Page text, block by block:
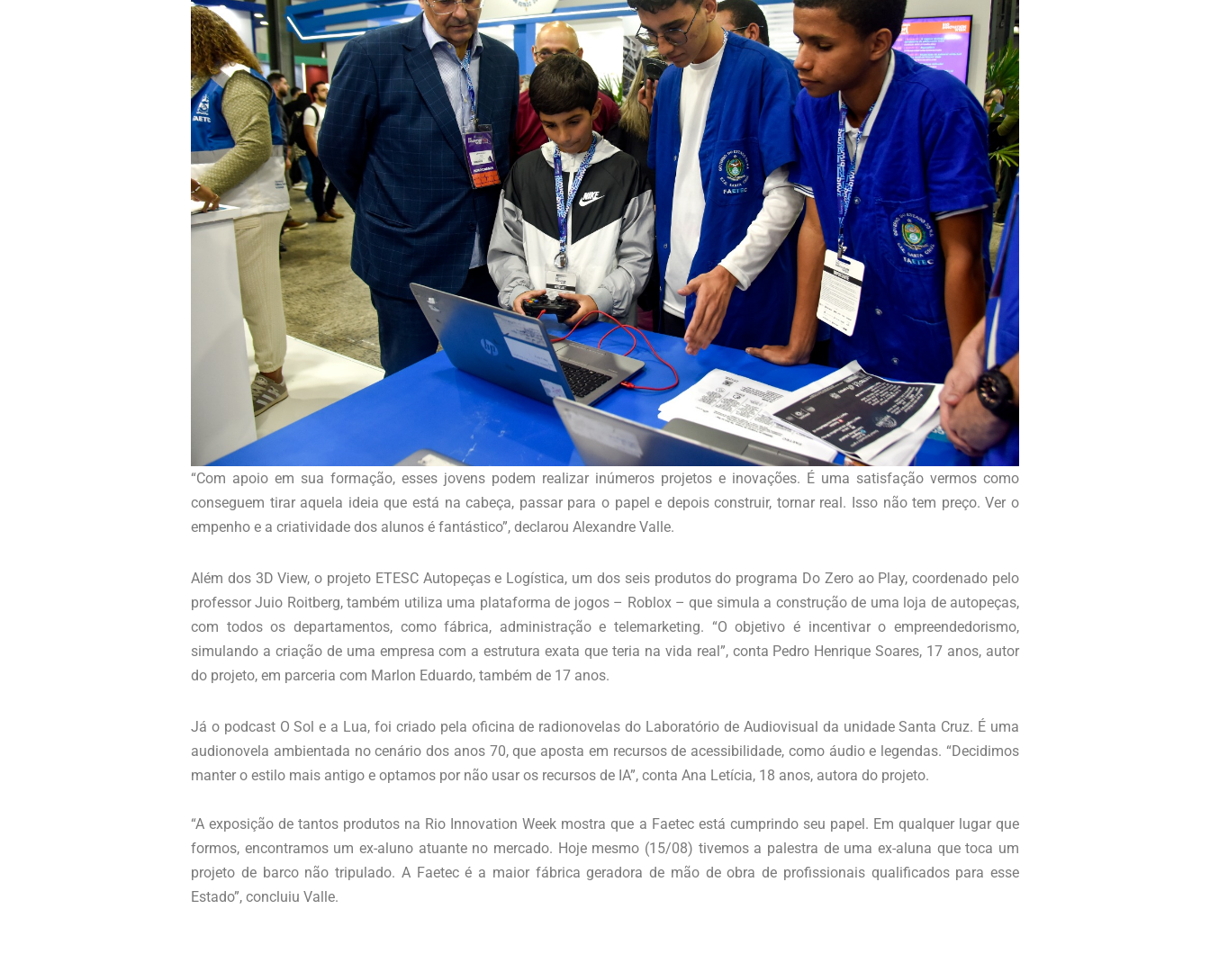
“Com apoio em sua formação, esses jovens podem realizar inúmeros projetos e inovações. É uma satisfação vermos como
conseguem tirar aquela ideia que está na cabeça, passar para o papel e depois construir, tornar real. Isso não tem preço. Ver o
empenho e a criatividade dos alunos é fantástico”, declarou Alexandre Valle.
Além dos 3D View, o projeto ETESC Autopeças e Logística, um dos seis produtos do programa Do Zero ao Play, coordenado pelo
professor Juio Roitberg, também utiliza uma plataforma de jogos – Roblox – que simula a construção de uma loja de autopeças,
com todos os departamentos, como fábrica, administração e telemarketing. “O objetivo é incentivar o empreendedorismo,
simulando a criação de uma empresa com a estrutura exata que teria na vida real”, conta Pedro Henrique Soares, 17 anos, autor
do projeto, em parceria com Marlon Eduardo, também de 17 anos.
Já o podcast O Sol e a Lua, foi criado pela oficina de radionovelas do Laboratório de Audiovisual da unidade Santa Cruz. É uma
audionovela ambientada no cenário dos anos 70, que aposta em recursos de acessibilidade, como áudio e legendas. “Decidimos
manter o estilo mais antigo e optamos por não usar os recursos de IA”, conta Ana Letícia, 18 anos, autora do projeto.
“A exposição de tantos produtos na Rio Innovation Week mostra que a Faetec está cumprindo seu papel. Em qualquer lugar que
formos, encontramos um ex-aluno atuante no mercado. Hoje mesmo (15/08) tivemos a palestra de uma ex-aluna que toca um
projeto de barco não tripulado. A Faetec é a maior fábrica geradora de mão de obra de profissionais qualificados para esse
Estado”, concluiu Valle.